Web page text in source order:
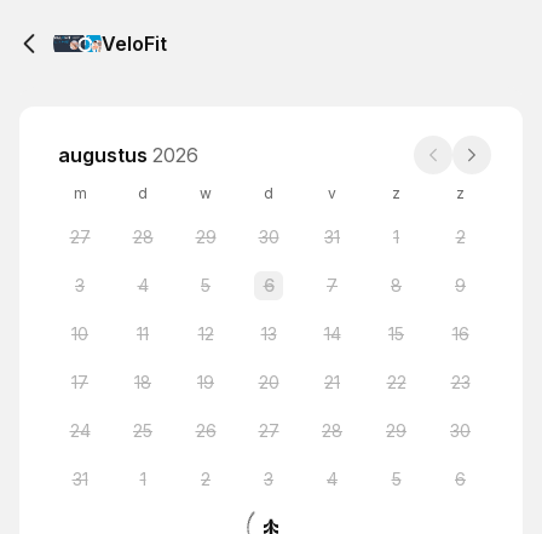
VeloFit
augustus 2026
m d w d v z z
27 28 29 30 31 1 2
3 4 5 6 7 8 9
10 11 12 13 14 15 16
17 18 19 20 21 22 23
24 25 26 27 28 29 30
31 1 2 3 4 5 6